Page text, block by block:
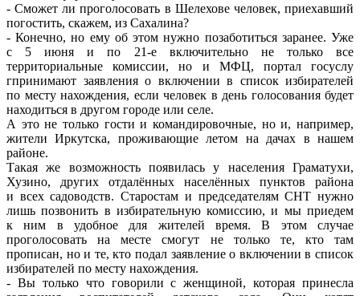
- Сможет ли проголосовать в Шелехове человек, приехавший
погостить, скажем, из Сахалина?
- Конечно, но ему об этом нужно позаботиться заранее. Уже
с 5 июня и по 21-е включительно не только все
территориальные комиссии, но и МФЦ, портал госуслу
гпринимают заявления о включении в список избирателей
по месту нахождения, если человек в день голосования будет
находиться в другом городе или селе.
А это не только гости и командировочные, но и, например,
жители Иркутска, проживающие летом на дачах в нашем
районе.
Такая же возможность появилась у населения Граматухи,
Хузино, других отдалённых населённых пунктов района
и всех садоводств. Старостам и председателям СНТ нужно
лишь позвонить в избирательную комиссию, и мы приедем
к ним в удобное для жителей время. В этом случае
проголосовать на месте смогут не только те, кто там
прописан, но и те, кто подал заявление о включении в список
избирателей по месту нахождения.
- Вы только что говорили с женщиной, которая принесла